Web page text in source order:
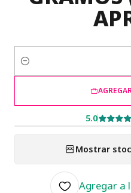
Cantidad
5.0
Mostrar
Agregar a